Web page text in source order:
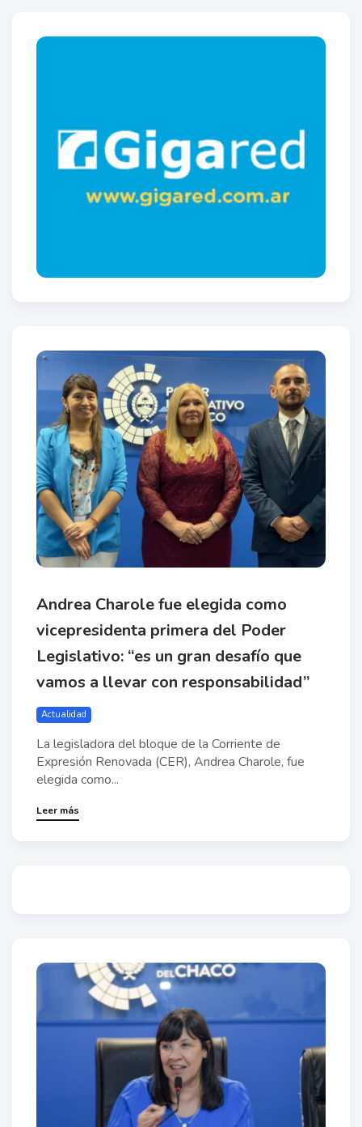
Andrea Charole fue elegida como
vicepresidenta primera del Poder
Legislativo: “es un gran desafío que
vamos a llevar con responsabilidad”
Actualidad
La legisladora del bloque de la Corriente de
Expresión Renovada (CER), Andrea Charole, fue
elegida como...
Leer más